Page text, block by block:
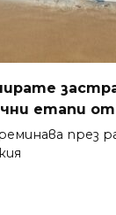
етапи
през